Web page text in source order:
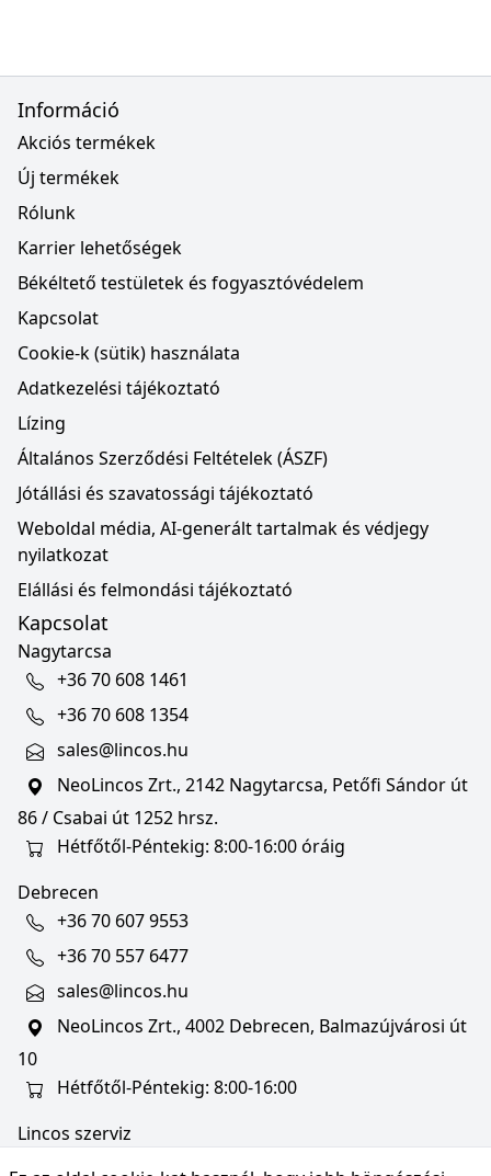
Információ
Akciós termékek
Új termékek
Rólunk
Karrier lehetőségek
Békéltető testületek és fogyasztóvédelem
Kapcsolat
Cookie-k (sütik) használata
Adatkezelési tájékoztató
Lízing
Általános Szerződési Feltételek (ÁSZF)
Jótállási és szavatossági tájékoztató
Weboldal média, AI-generált tartalmak és védjegy
nyilatkozat
Elállási és felmondási tájékoztató
Kapcsolat
Nagytarcsa
+36 70 608 1461
+36 70 608 1354
sales@lincos.hu
NeoLincos Zrt., 2142 Nagytarcsa, Petőfi Sándor út
86 / Csabai út 1252 hrsz.
Hétfőtől-Péntekig: 8:00-16:00 óráig
Debrecen
+36 70 607 9553
+36 70 557 6477
sales@lincos.hu
NeoLincos Zrt., 4002 Debrecen, Balmazújvárosi út
10
Hétfőtől-Péntekig: 8:00-16:00
Lincos szerviz